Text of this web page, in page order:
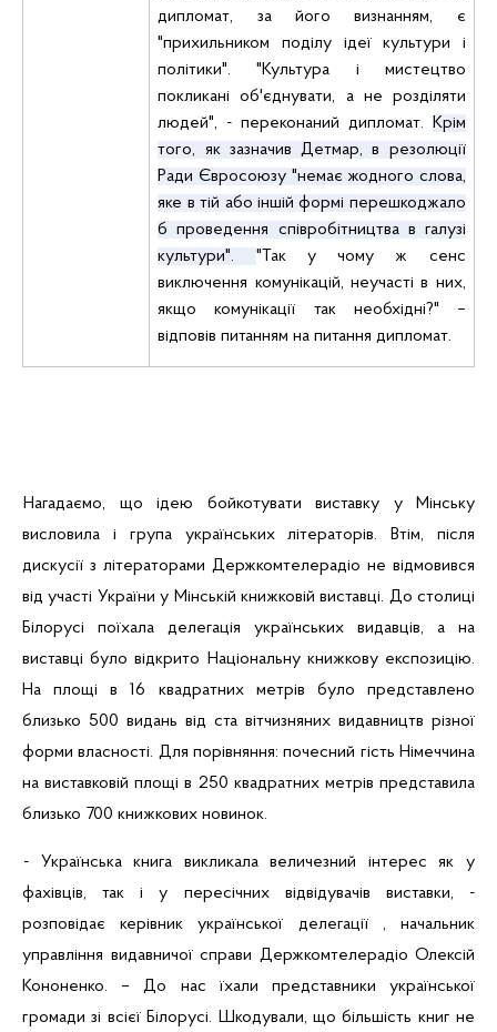
дипломат, за його визнанням, є
"прихильником поділу ідеї культури і
політики". "Культура і мистецтво
покликані об'єднувати, а не розділяти
людей", - переконаний дипломат.
Крім
того, як зазначивДетмар, в резолюції
Ради Євросоюзу "немає жодного слова,
яке в тій або іншій формі перешкоджало
б проведення співробітництва в галузі
культури". "Так у чому ж сенс
виключення комунікацій, неучасті в них,
якщо комунікації так необхідні?" –
відповів питанням на питання дипломат.
Нагадаємо, що ідею бойкотувати виставку у Мінську
висловила і група українських літераторів. Втім, після
дискусії з літераторами Держкомтелерадіо не відмовився
від участі України у Мінській книжковій виставці. До столиці
Білорусі поїхала делегація українських видавців, а на
виставці було відкрито Національну книжкову експозицію.
На площі в 16 квадратних метрів було представлено
близько 500 видань від ста вітчизняних видавництв різної
форми власності. Для порівняння: почесний гість Німеччина
на виставковій площі в 250 квадратних метрів представила
близько 700 книжкових новинок.
- Українська книга викликала величезний інтерес як у
фахівців, так і у пересічних відвідувачів виставки, -
розповідає керівник української делегації , начальник
управління видавничої справи Держкомтелерадіо Олексій
Кононенко. – До нас їхали представники української
громади зі всієї Білорусі. Шкодували, що більшість книг не